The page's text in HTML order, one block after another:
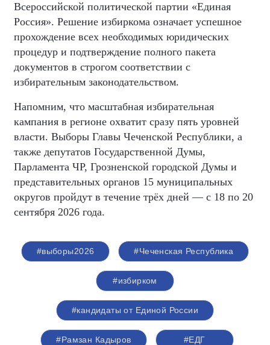
Всероссийской политической партии «Единая
Россия». Решение избиркома означает успешное
прохождение всех необходимых юридических
процедур и подтверждение полного пакета
документов в строгом соответствии с
избирательным законодательством.
Напомним, что масштабная избирательная
кампания в регионе охватит сразу пять уровней
власти. Выборы Главы Чеченской Республики, а
также депутатов Государственной Думы,
Парламента ЧР, Грозненской городской Думы и
представительных органов 15 муниципальных
округов пройдут в течение трёх дней — с 18 по 20
сентября 2026 года.
#выборы2026 #Чеченская Республика
#избирком
#кандидаты от Единой России
#Рамзан Кадыров #ЕДГ